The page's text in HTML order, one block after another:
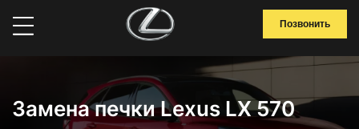
Позвонить
Замена печки Lexus LX 570